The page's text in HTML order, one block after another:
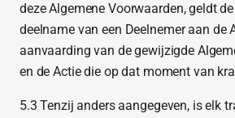
deze Algemene Voorwaarden, geldt
deelname van een Deelnemer aan de
aanvaarding van de gewijzigde
en de Actie die op dat moment van
5.3 Tenzij anders aangegeven, is elk